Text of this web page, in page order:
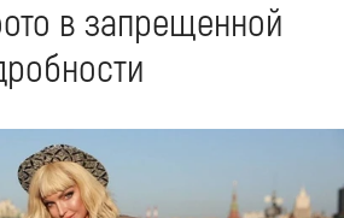
в запрещенной